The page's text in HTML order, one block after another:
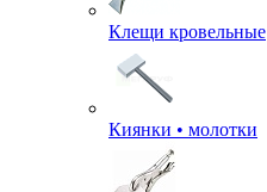
Клещи кровельные
Киянки • молотки